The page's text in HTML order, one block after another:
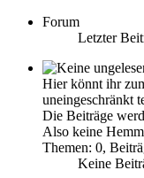
Forum
Letzter
Hier könnt ihr
uneingeschränkt
Die Beiträge
Also keine
Themen: 0,
Keine